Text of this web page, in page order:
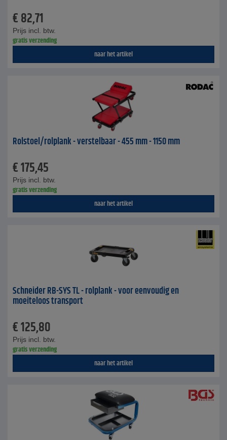
€82,71
Prijs incl. btw.
gratis verzending
naar het artikel
Rolstoel/rolplank - verstelbaar - 455 mm - 1150 mm
€175,45
Prijs incl. btw.
gratis verzending
naar het artikel
Schneider RB-SYS TL - rolplank - voor eenvoudig en
moeiteloos transport
€125,80
Prijs incl. btw.
gratis verzending
naar het artikel